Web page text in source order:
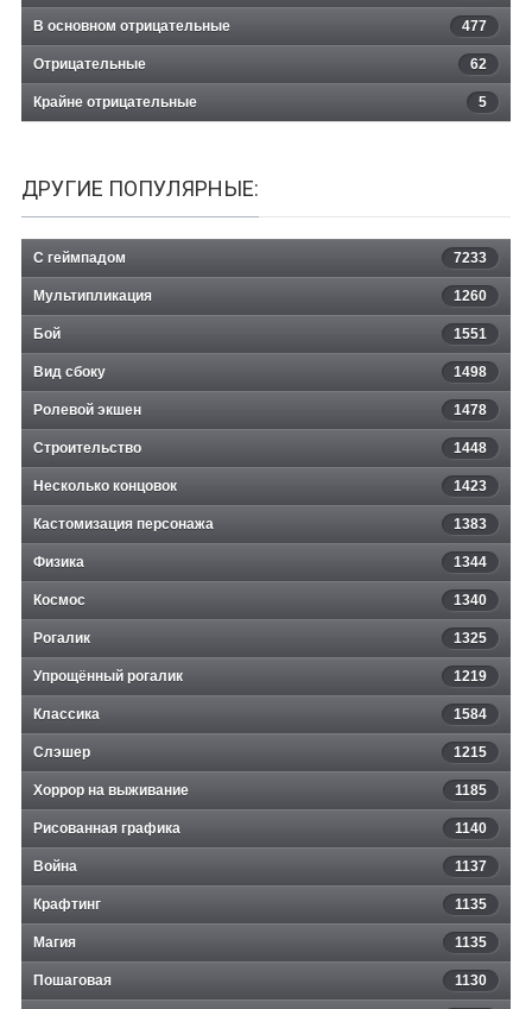
В основном отрицательные 477
Отрицательные 62
Крайне отрицательные 5
ДРУГИЕ ПОПУЛЯРНЫЕ:
С геймпадом 7233
Мультипликация 1260
Бой 1551
Вид сбоку 1498
Ролевой экшен 1478
Строительство 1448
Несколько концовок 1423
Кастомизация персонажа 1383
Физика 1344
Космос 1340
Рогалик 1325
Упрощённый рогалик 1219
Классика 1584
Слэшер 1215
Хоррор на выживание 1185
Рисованная графика 1140
Война 1137
Крафтинг 1135
Магия 1135
Пошаговая 1130